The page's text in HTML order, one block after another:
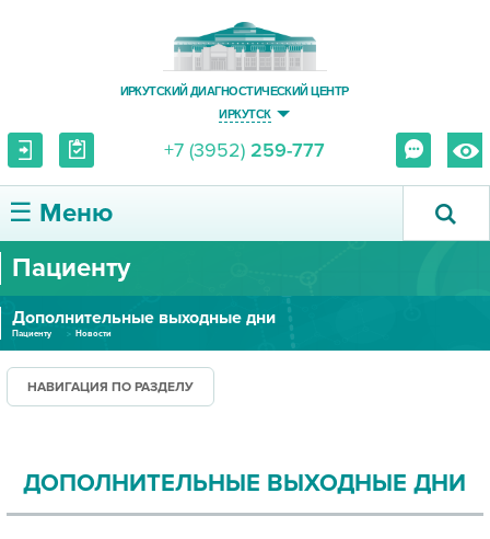
ИРКУТСКИЙ ДИАГНОСТИЧЕСКИЙ ЦЕНТР
ИРКУТСК
+7 (3952) 259-777
☰ Меню
О ЦЕНТРЕ
УСЛУГИ И ЦЕНЫ
ПАЦИЕНТУ
ПРАВОВАЯ ИНФОРМАЦИЯ
Пациенту
Дополнительные выходные дни
Пациенту Новости
НАВИГАЦИЯ ПО РАЗДЕЛУ
ДОПОЛНИТЕЛЬНЫЕ ВЫХОДНЫЕ ДНИ